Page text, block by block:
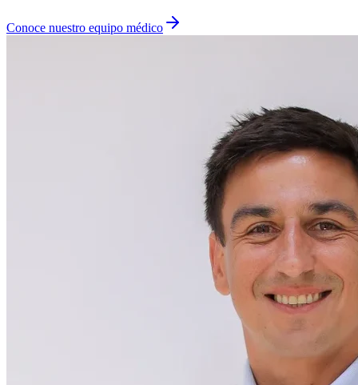
Conoce nuestro equipo médico